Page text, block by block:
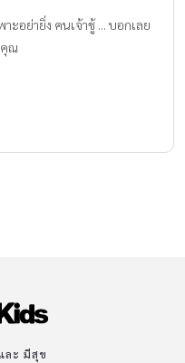
ะอย่ายิ่ง คนเจ้าชู้ ... บอกเลย
คุณ
ละ มีสุข